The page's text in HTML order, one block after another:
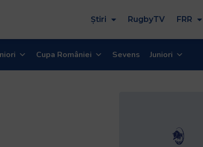
Știri RugbyTV FRR
Cupa României Sevens Juniori